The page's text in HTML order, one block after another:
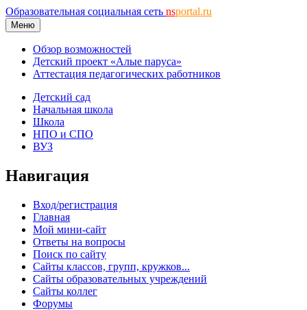
Образовательная социальная сеть nsportal.ru
Меню
Обзор возможностей
Детский проект «Алые паруса»
Аттестация педагогических работников
Детский сад
Начальная школа
Школа
НПО и СПО
ВУЗ
Навигация
Вход/регистрация
Главная
Мой мини-сайт
Ответы на вопросы
Поиск по сайту
Сайты классов, групп, кружков...
Сайты образовательных учреждений
Сайты коллег
Форумы